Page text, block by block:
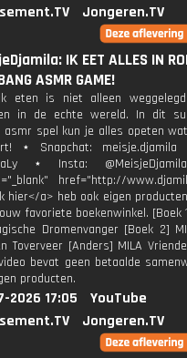
Jongeren.TV
IK EET ALLES IN
ASMR GAME!
eten is niet alleen
in de echte wereld. In dit
asmr spel kun je alles opeten
⋆ Snapchat: meisje.djamila
⋆ Insta:
href="http://
hier</a> heb ook eigen
favoriete boekenwinkel. [Boek
Dromenvanger [Boek 2]
Toverveer [Anders] MILA
bevat geen betaalde
producten.
2026 17:05
YouTube
Jongeren.TV